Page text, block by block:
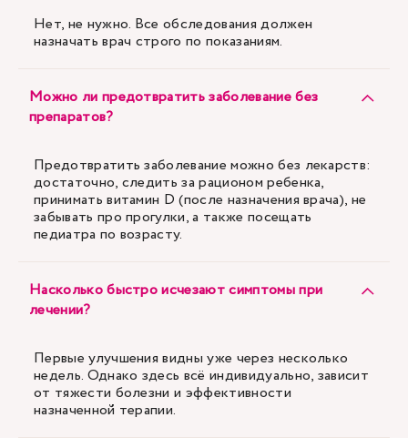
Нет, не нужно. Все обследования должен
назначать врач строго по показаниям.
Можно ли предотвратить заболевание без
препаратов?
Предотвратить заболевание можно без лекарств:
достаточно, следить за рационом ребенка,
принимать витамин D (после назначения врача), не
забывать про прогулки, а также посещать
педиатра по возрасту.
Насколько быстро исчезают симптомы при
лечении?
Первые улучшения видны уже через несколько
недель. Однако здесь всё индивидуально, зависит
от тяжести болезни и эффективности
назначенной терапии.